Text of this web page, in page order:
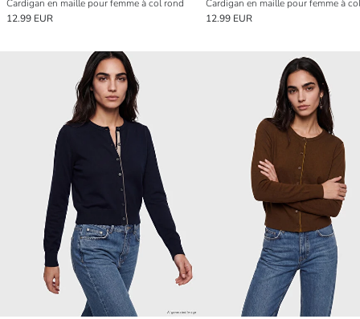
Cardigan en maille pour femme à col rond
12.99 EUR
Cardigan en maille pour femme à
12.99 EUR